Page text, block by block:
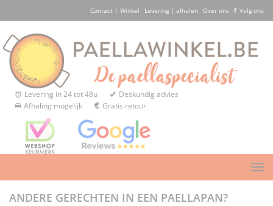
Contact | Winkel Levering | afhalen Over ons Volg ons
Levering in 24 tot 48u
Deskundig advies
Afhaling mogelijk
Gratis retour
ANDERE GERECHTEN IN EEN PAELLAPAN?